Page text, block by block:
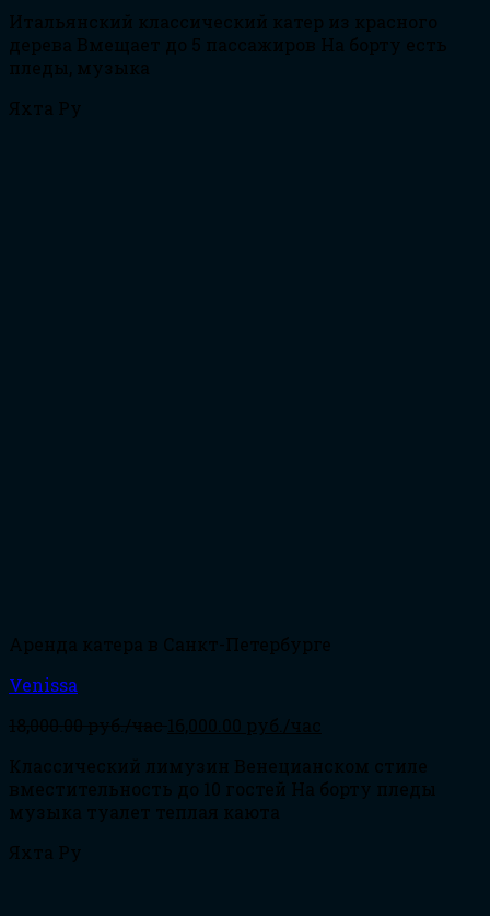
Итальянский классический катер из красного
дерева Вмещает до 5 пассажиров На борту есть
пледы, музыка
Яхта Ру
Аренда катера в Санкт-Петербурге
Venissa
18,000.00руб./час16,000.00 руб./час
Классический лимузин Венецианском стиле
вместительность до 10 гостей На борту пледы
музыка туалет теплая каюта
Яхта Ру